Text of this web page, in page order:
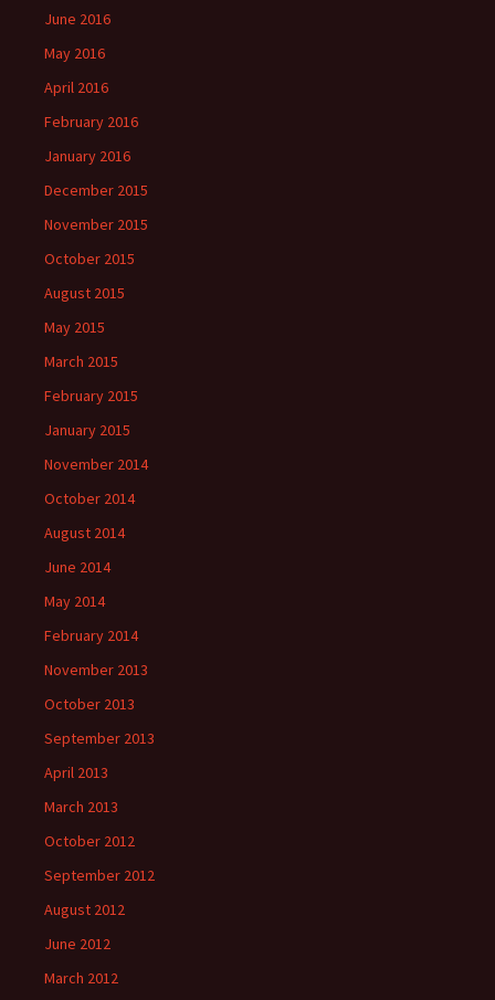
June 2016
May 2016
April 2016
February 2016
January 2016
December 2015
November 2015
October 2015
August 2015
May 2015
March 2015
February 2015
January 2015
November 2014
October 2014
August 2014
June 2014
May 2014
February 2014
November 2013
October 2013
September 2013
April 2013
March 2013
October 2012
September 2012
August 2012
June 2012
March 2012